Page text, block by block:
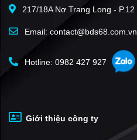
Masteri An Phú
One Verandah Mapletree
Sadora Sala
Lakeview City
The Estella
217/18A Nơ Trang Long -
Email: contact@bds68.com.vn
Hotline: 0982 427 927
Giới thiệu công ty